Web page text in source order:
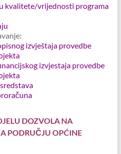
kvalitete/vrijednosti programa
izvještaja provedbe
izvjestaja provedbe
DOZVOLA NA
PODRUČJU OPĆINE